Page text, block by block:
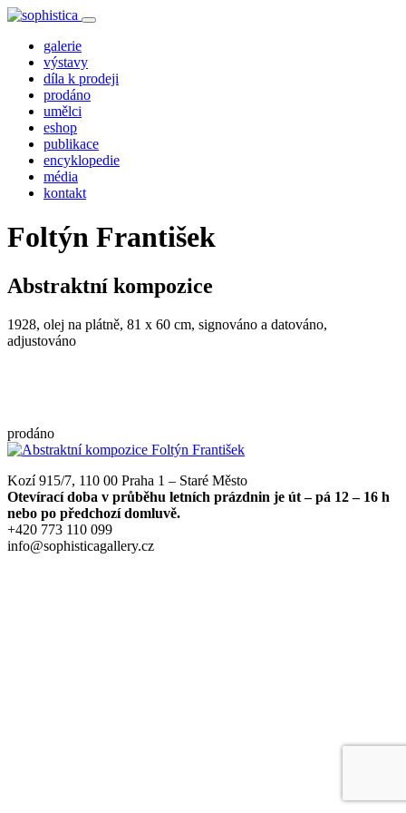
galerie
výstavy
díla k prodeji
prodáno
umělci
eshop
publikace
encyklopedie
média
kontakt
Foltýn František
Abstraktní kompozice
1928, olej na plátně, 81 x 60 cm, signováno a datováno,
adjustováno
prodáno
Kozí 915/7, 110 00 Praha 1 – Staré Město
Otevírací doba v průběhu letních prázdnin je út – pá 12 – 16 h
nebo po předchozí domluvě.
+420 773 110 099
info@sophisticagallery.cz